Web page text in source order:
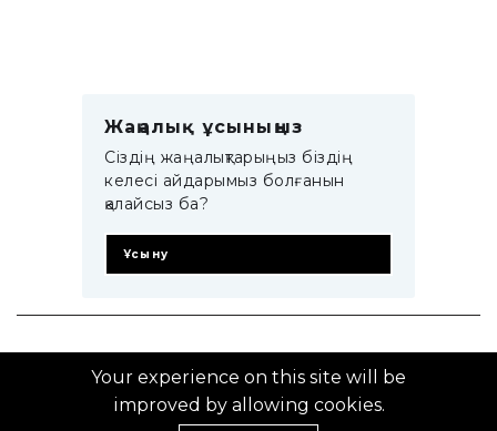
Жаңалық ұсыныңыз
Сіздің жаңалықтарыңыз біздің
келесі айдарымыз болғанын
қалайсыз ба?
Ұсыну
© 2014–2025 ZTB.KZ
Your experience on this site will be
improved by allowing cookies.